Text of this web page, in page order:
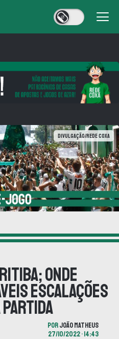
Divulgação/Rede Coxa
onde
escalações
partida
PORJOÃO MATHEUS
27/10/2022 • 14:43